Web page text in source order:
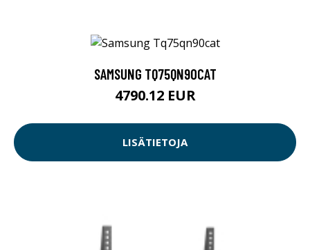
SAMSUNG TQ75QN90CAT
4790.12 EUR
LISÄTIETOJA